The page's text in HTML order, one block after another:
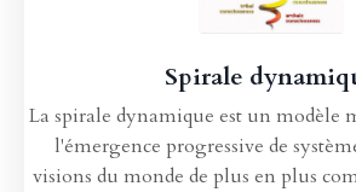
Spirale
La spirale dynamique est un modèle
l'émergence progressive de
visions du monde de plus en plus